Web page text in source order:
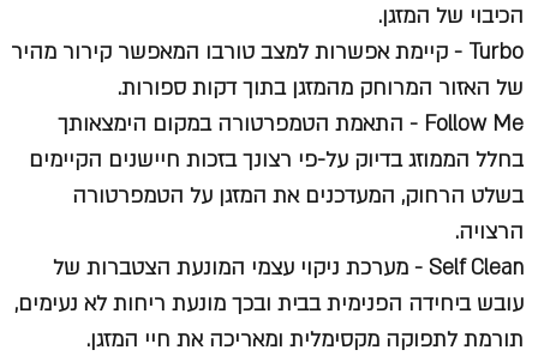
הכיבוי של המזגן.
Turbo - קיימת אפשרות למצב טורבו המאפשר קירור מהיר
של האזור המרוחק מהמזגן בתוך דקות ספורות.
Follow Me - התאמת הטמפרטורה במקום הימצאותך
בחלל הממוזג בדיוק על-פי רצונך בזכות חיישנים הקיימים
בשלט הרחוק, המעדכנים את המזגן על הטמפרטורה
הרצויה.
Self Clean - מערכת ניקוי עצמי המונעת הצטברות של
עובש ביחידה הפנימית בבית ובכך מונעת ריחות לא נעימים,
תורמת לתפוקה מקסימלית ומאריכה את חיי המזגן.